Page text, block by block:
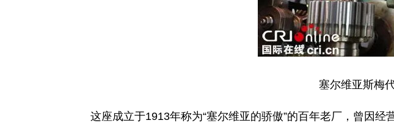
塞尔维亚斯梅
这座成立于1913年称为“塞尔维亚的骄傲”的百年老厂，曾因经